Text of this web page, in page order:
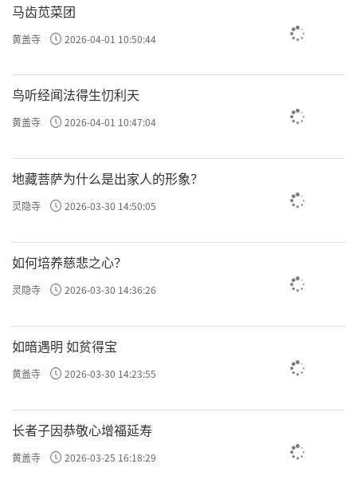
马齿苋菜团
黄盖寺 2026-04-01 10:50:44
鸟听经闻法得生忉利天
黄盖寺 2026-04-01 10:47:04
地藏菩萨为什么是出家人的形象？
灵隐寺 2026-03-30 14:50:05
如何培养慈悲之心？
灵隐寺 2026-03-30 14:36:26
如暗遇明 如贫得宝
黄盖寺 2026-03-30 14:23:55
长者子因恭敬心增福延寿
黄盖寺 2026-03-25 16:18:29